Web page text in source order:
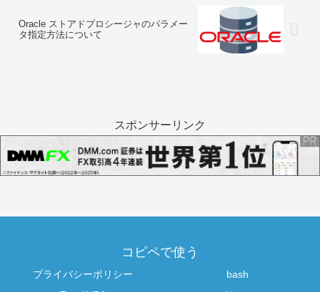
Oracle ストアドプロシージャのパラメー
タ指定方法について
スポンサーリンク
コピペで使う
プライバシーポリシー
bash